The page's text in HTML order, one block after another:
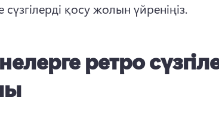
сүзгілерді қосу жолын үйреніңіз.
ретро